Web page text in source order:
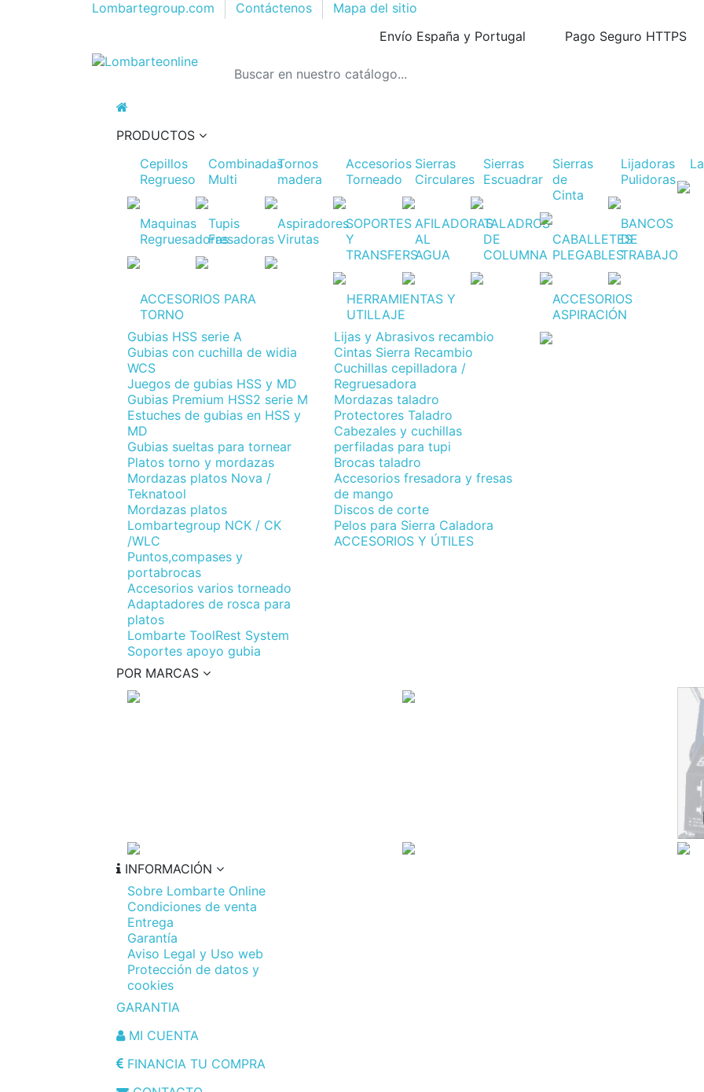
Lombartegroup.com Contáctenos
Mapa del sitio
Envío España y Portugal
Pago Seguro HTTPS
PRODUCTOS
Cepillos
Regrueso
Maquinas
Regruesadoras
Combinadas
Multi
Tupis
Fresadoras
Tornos
madera
Aspiradores
Virutas
Accesorios
Torneado
SOPORTES
Y
TRANSFERS
Sierras
Circulares
AFILADORAS
AL
AGUA
Sierras
Escuadrar
TALADROS
DE
COLUMNA
Sierras
de
Cinta
CABALLETES
PLEGABLES
Lijadoras
Pulidoras
BANCOS
DE
TRABAJO
ACCESORIOS PARA
TORNO
Gubias HSS serie A
Gubias con cuchilla de widia
WCS
Juegos de gubias HSS y MD
Gubias Premium HSS2 serie M
Estuches de gubias en HSS y
MD
Gubias sueltas para tornear
Platos torno y mordazas
Mordazas platos Nova /
Teknatool
Mordazas platos
Lombartegroup NCK / CK
/WLC
Puntos,compases y
portabrocas
Accesorios varios torneado
Adaptadores de rosca para
platos
Lombarte ToolRest System
Soportes apoyo gubia
HERRAMIENTAS Y
UTILLAJE
Lijas y Abrasivos recambio
Cintas Sierra Recambio
Cuchillas cepilladora /
Regruesadora
Mordazas taladro
Protectores Taladro
Cabezales y cuchillas
perfiladas para tupi
Brocas taladro
Accesorios fresadora y fresas
de mango
Discos de corte
Pelos para Sierra Caladora
ACCESORIOS Y ÚTILES
ACCESORIOS
ASPIRACIÓN
POR MARCAS
INFORMACIÓN
Sobre Lombarte Online
Condiciones de venta
Entrega
Garantía
Aviso Legal y Uso web
Protección de datos y
cookies
GARANTIA
MI CUENTA
FINANCIA TU COMPRA